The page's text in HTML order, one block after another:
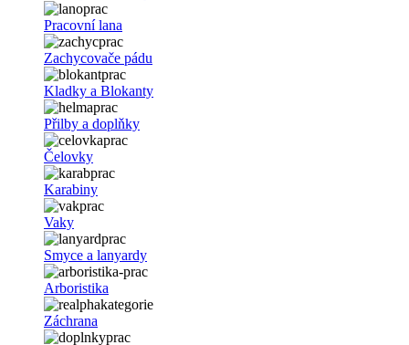
Pracovní lana
Zachycovače pádu
Kladky a Blokanty
Přilby a doplňky
Čelovky
Karabiny
Vaky
Smyce a lanyardy
Arboristika
Záchrana